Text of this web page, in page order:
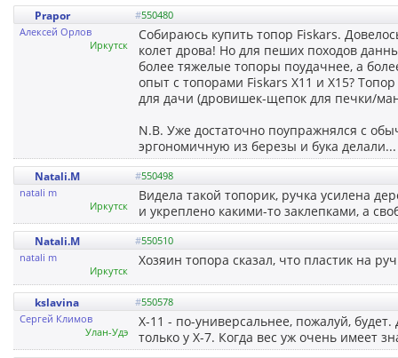
Prapor #550480
Алексей Орлов
Иркутск
Собираюсь купить топор Fiskars.
колет дрова! Но для пеших походов
более тяжелые топоры поудачнее, а
опыт с топорами Fiskars X11 и X15?
для дачи (дровишек-щепок для печки/
N.B. Уже достаточно поупражнялся с
эргономичную из березы и бука делали...
Natali.M #550498
natali m
Иркутск
Видела такой топорик, ручка усилена
и укреплено какими-то заклепками, а
Natali.M #550510
natali m
Иркутск
Хозяин топора сказал, что пластик на
kslavina #550578
Сергей Климов
Улан-Удэ
Х-11 - по-универсальнее, пожалуй,
только у Х-7. Когда вес уж очень имеет